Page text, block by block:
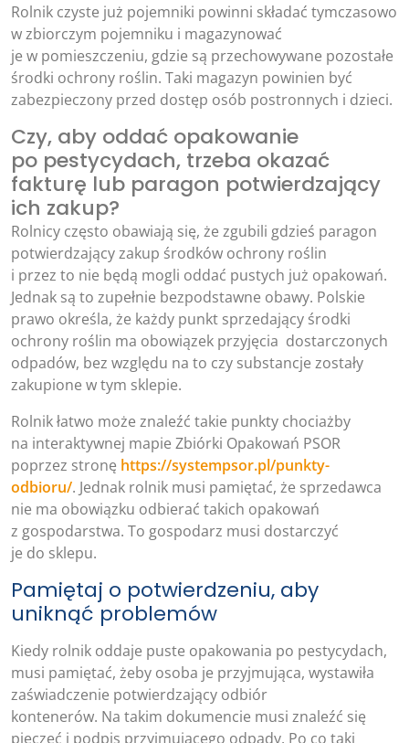
Rolnik czyste już pojemniki powinni składać tymczasowo
w zbiorczym pojemniku i magazynować
je w pomieszczeniu, gdzie są przechowywane pozostałe
środki ochrony roślin. Taki magazyn powinien być
zabezpieczony przed dostęp osób postronnych i dzieci.
Czy, aby oddać opakowanie
po pestycydach, trzeba okazać
fakturę lub paragon potwierdzający
ich zakup?
Rolnicy często obawiają się, że zgubili gdzieś paragon
potwierdzający zakup środków ochrony roślin
i przez to nie będą mogli oddać pustych już opakowań.
Jednak są to zupełnie bezpodstawne obawy. Polskie
prawo określa, że każdy punkt sprzedający środki
ochrony roślin ma obowiązek przyjęcia dostarczonych
odpadów, bez względu na to czy substancje zostały
zakupione w tym sklepie.
Rolnik łatwo może znaleźć takie punkty chociażby
na interaktywnej mapie Zbiórki Opakowań PSOR
poprzez stronę https://systempsor.pl/punkty-
odbioru/. Jednak rolnik musi pamiętać, że sprzedawca
nie ma obowiązku odbierać takich opakowań
z gospodarstwa. To gospodarz musi dostarczyć
je do sklepu.
Pamiętaj o potwierdzeniu, aby
uniknąć problemów
Kiedy rolnik oddaje puste opakowania po pestycydach,
musi pamiętać, żeby osoba je przyjmująca, wystawiła
zaświadczenie potwierdzający odbiór
kontenerów. Na takim dokumencie musi znaleźć się
pieczęć i podpis przyjmującego odpady. Po co taki